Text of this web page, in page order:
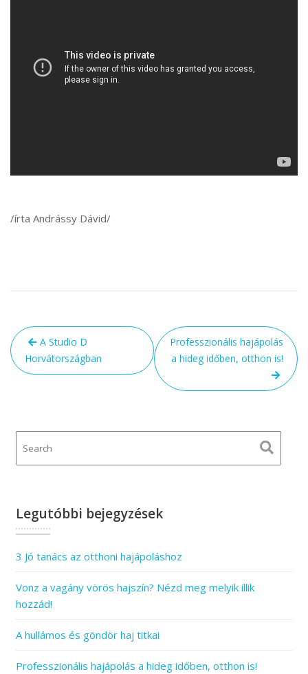
/írta Andrássy Dávid/
Bejegyzés
navigáció
A Studio D
Horvátországban
Professzionális hajápolás
a hideg időben, otthon is!
Legutóbbi bejegyzések
3 Jó tanács az otthoni hajápoláshoz
Vonz a vagány vörös hajszín? Nézd meg melyik illik
hozzád!
A hullámos és göndör haj titkai
Professzionális hajápolás a hideg időben, otthon is!